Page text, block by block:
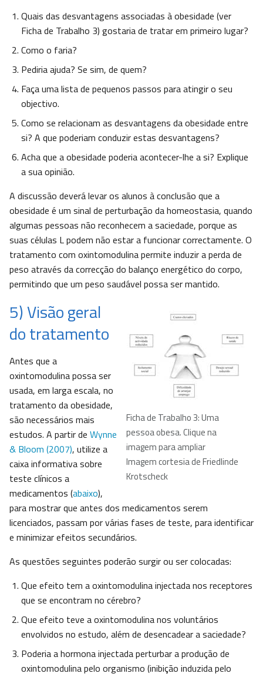
Quais das desvantagens associadas à obesidade (ver
Ficha de Trabalho 3) gostaria de tratar em primeiro lugar?
Como o faria?
Pediria ajuda? Se sim, de quem?
Faça uma lista de pequenos passos para atingir o seu
objectivo.
Como se relacionam as desvantagens da obesidade entre
si? A que poderiam conduzir estas desvantagens?
Acha que a obesidade poderia acontecer-lhe a si? Explique
a sua opinião.
A discussão deverá levar os alunos à conclusão que a
obesidade é um sinal de perturbação da homeostasia, quando
algumas pessoas não reconhecem a saciedade, porque as
suas células L podem não estar a funcionar correctamente. O
tratamento com oxintomodulina permite induzir a perda de
peso através da correcção do balanço energético do corpo,
permitindo que um peso saudável possa ser mantido.
Ficha de Trabalho 3: Uma
pessoa obesa. Clique na
imagem para ampliar
Imagem cortesia de Friedlinde
Krotscheck
5) Visão geral
do tratamento
Antes que a
oxintomodulina possa ser
usada, em larga escala, no
tratamento da obesidade,
são necessários mais
estudos. A partir de Wynne
& Bloom (2007), utilize a
caixa informativa sobre
teste clínicos a
medicamentos (abaixo),
para mostrar que antes dos medicamentos serem
licenciados, passam por várias fases de teste, para identificar
e minimizar efeitos secundários.
As questões seguintes poderão surgir ou ser colocadas:
Que efeito tem a oxintomodulina injectada nos receptores
que se encontram no cérebro?
Que efeito teve a oxintomodulina nos voluntários
envolvidos no estudo, além de desencadear a saciedade?
Poderia a hormona injectada perturbar a produção de
oxintomodulina pelo organismo (inibição induzida pelo